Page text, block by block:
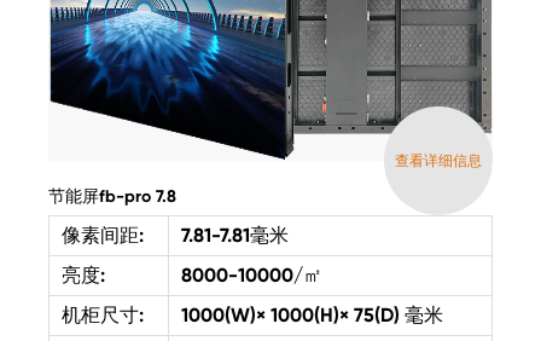
查看详细信息
节能屏fb-pro 7.8
像素间距:
7.81-7.81毫米
亮度:
8000-10000/㎡
机柜尺寸:
1000(W)× 1000(H)× 75(D) 毫米